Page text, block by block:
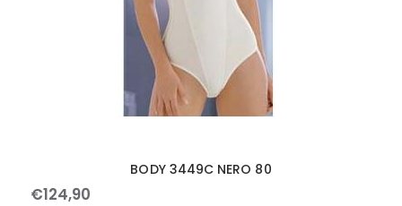
BODY 3449C NERO 80
€124,90